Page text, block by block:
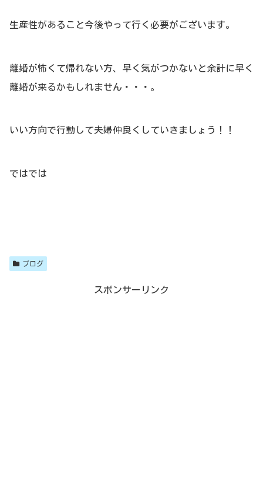
生産性があること今後やって行く必要がございます。
離婚が怖くて帰れない方、早く気がつかないと余計に早く
離婚が来るかもしれません・・・。
いい方向で行動して夫婦仲良くしていきましょう！！
ではでは
ブログ
スポンサーリンク